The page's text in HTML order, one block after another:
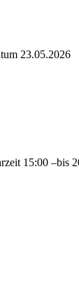
23.05.2026
15:00 –bis